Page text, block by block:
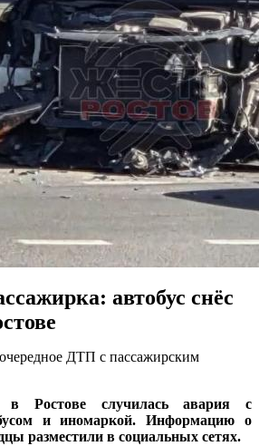
автобус снёс
ДТП с пассажирским
Ростове случилась авария с
и иномаркой. Информацию о
разместили в социальных сетях.